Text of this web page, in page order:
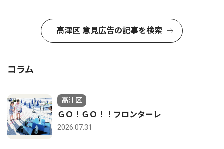
高津区 意見広告の記事を検索
コラム
高津区
ＧＯ！ＧＯ！！フロンターレ
2026.07.31